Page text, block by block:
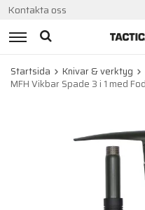
Kontakta oss
Startsida Knivar & verktyg
MFH Vikbar Spade 3 i 1 med